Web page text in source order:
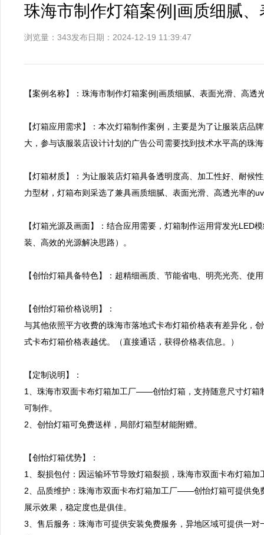
珠海市制作灯箱案例|画质细腻
浏览量：343发布日期：2024-12-19 11:39:47
【案例名称】：珠海市制作灯箱案例|画质细腻、表面光滑、
【灯箱应用需求】：本次灯箱制作案例，主要是为了让服装店
大，参与该服装店设计计划的广告公司需要找到技术水平高的珠
【灯箱材质】：为让服装店灯箱具备透明度高、加工性好、耐
力型材，灯箱布则采选了兼具画质细腻、表面光滑、高透光率的
【灯箱光源及画面】：结合应用需要，灯箱制作运用背发光
装、高效的光源解决思路）。
【创怡灯箱具备特色】：超精细画质、节能省电、明亮光亮、使
【创怡灯箱价格说明】：
与其他依照平方收费的珠海市落地式卡布灯箱价格表有差异化，
式卡布灯箱价格表越优。（直接通话，获得价格表信息。）
【定制说明】：
1、珠海市双面卡布灯箱加工厂——创怡灯箱，支持随意尺寸灯箱
可制作。
2、创怡灯箱可免费送样，局部灯箱型材能附赠。
【创怡灯箱优势】：
1、裂损包付：因运输环节导致灯箱裂损，珠海市双面卡布灯箱
2、品质维护：珠海市双面卡布灯箱加工厂——创怡灯箱可提供免
展示效果，稳定度也是俱佳。
3、售后服务：珠海市可提供安装免费服务，异地区域可提供一